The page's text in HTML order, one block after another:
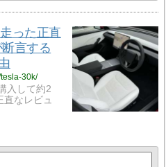
った正直
言する
30k/
入して約2
直なレビュ